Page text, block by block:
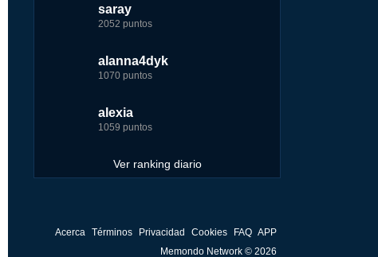
saray
2052 puntos
alanna4dyk
1070 puntos
alexia
1059 puntos
Ver ranking diario
tete
6233 puntos
123dale
5192 puntos
saray
5183 puntos
tete
8301 puntos
123dale
8290 puntos
fer
8283 puntos
Baba
252929 puntos
john
244881 puntos
fer
236750 puntos
Acerca Términos Privacidad Cookies FAQ APP
Memondo Network © 2026